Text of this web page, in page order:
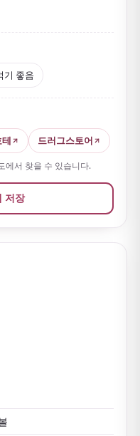
드 크런치 등 다양한
가 워낙 많아 일본에
자리에나 잘 어울립
기 좋음
드러그스토어
에서 찾을 수 있습니다.
저장